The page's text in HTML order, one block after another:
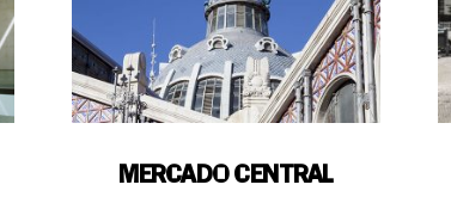
MERCADO CENTRAL